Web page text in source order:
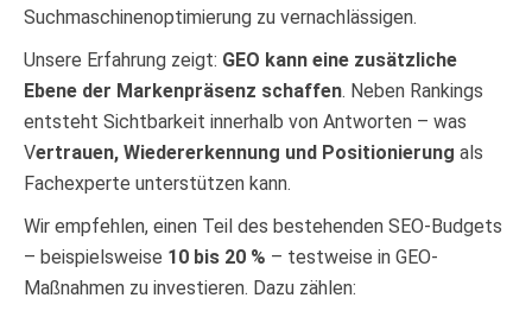
Suchmaschinenoptimierung zu vernachlässigen.
Unsere Erfahrung zeigt: GEO kann eine zusätzliche
Ebene der Markenpräsenz schaffen. Neben Rankings
entsteht Sichtbarkeit innerhalb von Antworten – was
Vertrauen, Wiedererkennung und Positionierung als
Fachexperte unterstützen kann.
Wir empfehlen, einen Teil des bestehenden SEO-Budgets
– beispielsweise 10 bis 20 % – testweise in GEO-
Maßnahmen zu investieren. Dazu zählen: